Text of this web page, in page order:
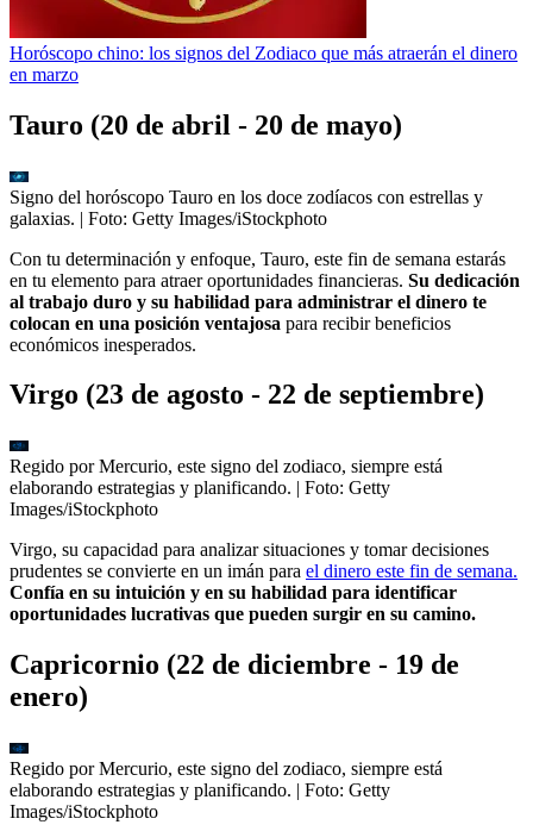
Horóscopo chino: los signos del Zodiaco que más atraerán el dinero
en marzo
Tauro (20 de abril - 20 de mayo)
Signo del horóscopo Tauro en los doce zodíacos con estrellas y
galaxias. | Foto: Getty Images/iStockphoto
Con tu determinación y enfoque, Tauro, este fin de semana estarás
en tu elemento para atraer oportunidades financieras. Su dedicación
al trabajo duro y su habilidad para administrar el dinero te
colocan en una posición ventajosa para recibir beneficios
económicos inesperados.
Virgo (23 de agosto - 22 de septiembre)
Regido por Mercurio, este signo del zodiaco, siempre está
elaborando estrategias y planificando. | Foto: Getty
Images/iStockphoto
Virgo, su capacidad para analizar situaciones y tomar decisiones
prudentes se convierte en un imán para el dinero este fin de semana.
Confía en su intuición y en su habilidad para identificar
oportunidades lucrativas que pueden surgir en su camino.
Capricornio (22 de diciembre - 19 de
enero)
Regido por Mercurio, este signo del zodiaco, siempre está
elaborando estrategias y planificando. | Foto: Getty
Images/iStockphoto